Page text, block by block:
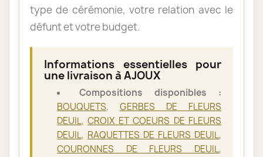
type de cérémonie, votre relation avec le
défunt et votre budget.
Informations essentielles pour
une livraison à AJOUX
Compositions disponibles :
BOUQUETS, GERBES DE FLEURS
DEUIL,CROIX ET COEURS DE FLEURS
DEUIL, RAQUETTES DE FLEURS DEUIL,
COURONNES DE FLEURS DEUIL,